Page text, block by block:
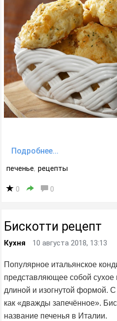
Подробнее...
печенье, рецепты
0 0
Бискотти рецепт
Кухня 10 августа 2018, 13:13
Популярное итальянское
представляющее собой сухое
длиной и изогнутой формой. С
как «дважды запечённое».
название печенья в Италии.